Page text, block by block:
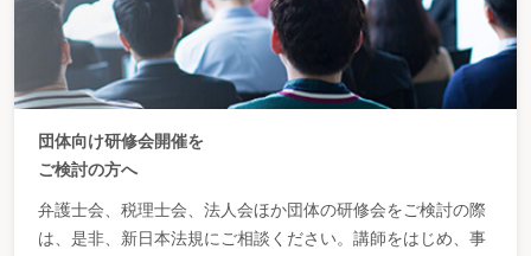
団体向け研修会開催を
ご検討の方へ
弁護士会、税理士会、法人会ほか団体の研修会をご検討の際
は、是非、新日本法規にご相談ください。講師をはじめ、事